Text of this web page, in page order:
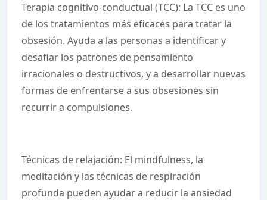
Terapia cognitivo-conductual (TCC): La TCC es uno
de los tratamientos más eficaces para tratar la
obsesión. Ayuda a las personas a identificar y
desafiar los patrones de pensamiento
irracionales o destructivos, y a desarrollar nuevas
formas de enfrentarse a sus obsesiones sin
recurrir a compulsiones.
Técnicas de relajación: El mindfulness, la
meditación y las técnicas de respiración
profunda pueden ayudar a reducir la ansiedad